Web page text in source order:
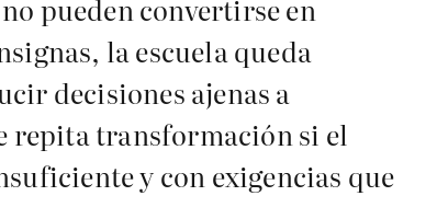
pueden convertirse en
la escuela queda
decisiones ajenas a
repita transformación si el
y con exigencias que